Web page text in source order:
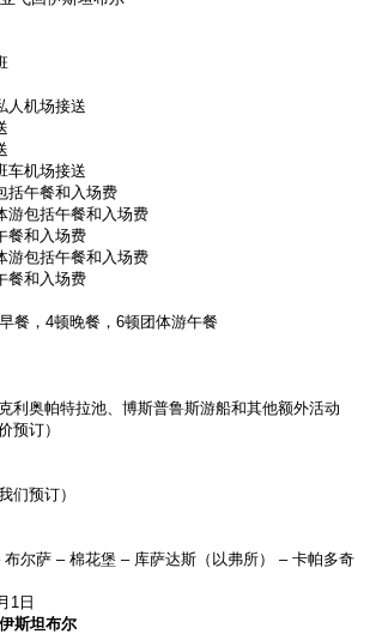
人机场接送
车机场接送
括午餐和入场费
游包括午餐和入场费
餐和入场费
游包括午餐和入场费
餐和入场费
餐，4顿晚餐，6顿团体游午餐
利奥帕特拉池、博斯普鲁斯游船和其他额外活动
预订）
们预订）
尔萨 – 棉花堡 – 库萨达斯（以弗所） – 卡帕多奇
1日
斯坦布尔